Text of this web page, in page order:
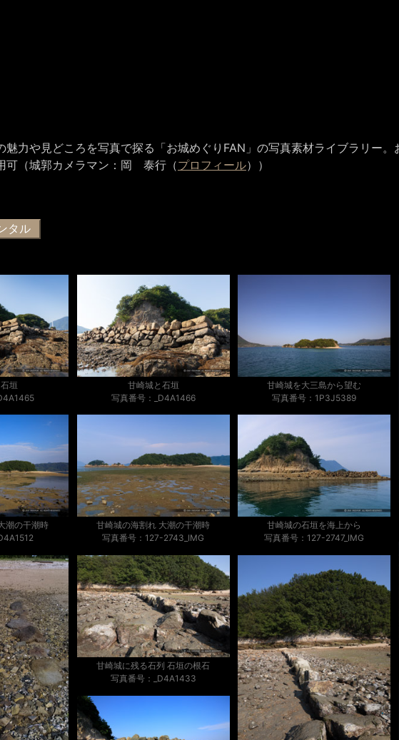
力や見どころを写真で探る「お城めぐりFAN」の写真素材ライブラリー。
可（城郭カメラマン：岡 泰行（プロフィール））
タル
垣
甘崎城と石垣
写真番号：_D4A1466
甘崎城を大三島から望む
写真番号：1P3J5389
潮の干潮時
甘崎城の海割れ 大潮の干潮時
写真番号：127-2743_IMG
甘崎城の石垣を海上から
写真番号：127-2747_IMG
甘崎城に残る石列 石垣の根石
写真番号：_D4A1433